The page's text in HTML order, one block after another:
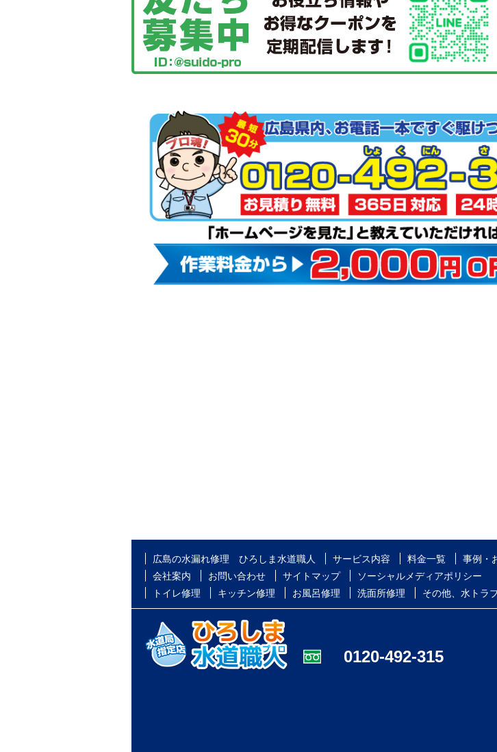
広島の水漏れ修理 ひろしま水道職人 サービス内容 料金一覧 事例・
会社案内
お問い合わせ サイトマップ
ソーシャルメディアポリシー
トイレ修理
キッチン修理 お風呂修理 洗面所修理 その他、水トラ
0120-492-315